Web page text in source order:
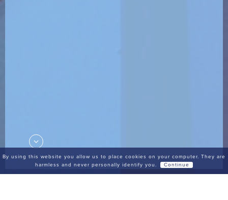
By using this website you allow us to place cookies on your computer. They are
harmless and never personally identify you.
Continue